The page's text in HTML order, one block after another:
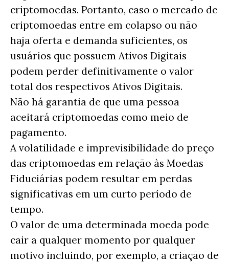
criptomoedas. Portanto, caso o mercado de
criptomoedas entre em colapso ou não
haja oferta e demanda suficientes, os
usuários que possuem Ativos Digitais
podem perder definitivamente o valor
total dos respectivos Ativos Digitais.
Não há garantia de que uma pessoa
aceitará criptomoedas como meio de
pagamento.
A volatilidade e imprevisibilidade do preço
das criptomoedas em relação às Moedas
Fiduciárias podem resultar em perdas
significativas em um curto período de
tempo.
O valor de uma determinada moeda pode
cair a qualquer momento por qualquer
motivo incluindo, por exemplo, a criação de